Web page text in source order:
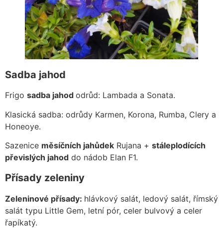
Sadba jahod
Frigo sadba jahod odrůd: Lambada a Sonata.
Klasická sadba: odrůdy Karmen, Korona, Rumba, Clery a
Honeoye.
Sazenice měsíčních jahůdek Rujana + stáleplodících
převislých jahod do nádob Elan F1.
Přísady zeleniny
Zeleninové přísady: hlávkový salát, ledový salát, římský
salát typu Little Gem, letní pór, celer bulvový a celer
řapíkatý.